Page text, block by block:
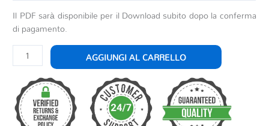
Il PDF sarà disponibile per il Download subito dopo la conferma
di pagamento.
MARCIA
ALLA
TURCA
PER
2
CLARINETTI
AGGIUNGI AL CARRELLO